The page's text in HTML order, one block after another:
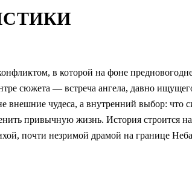
в которой на фоне
сюжета — встреча ангела, давно
внешние чудеса, а внутренний выбор: что
привычную жизнь. История строится
почти незримой драмой на границе